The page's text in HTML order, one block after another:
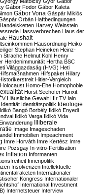
Gábor Fodor Gábor Kaleta
Gábor Vona Gáspár Miklós
Orbán Haftbedingungen
Handelsketten Harvey Weinstein
Hassverbrechen Haus der
Haushalt
Hausordnung Heiko
Stephan Heineken Heinz-
Strache Helmut Kohl Henry
Herdenimmunität Hertha BSC
Világgazdaság (HVG) Heti
Hilfspaket Hillary
Hitler-Vergleich
Holocaust Homo-Ehe Homophobie
Horst Seehofer Hunxit
Häusliche Gewalt Hír TV Iain
Identität Identitätspolitik Ideologie
Bangó Borbély Ildikó Enyedi
Ildikó Varga Ildikó Vida
Illiberale
Image Imageschaden
Immobilien Impeachment
Imre Horváth Imre Kertész Imre
Pozsgay In-vitro-Fertilisation
Inflation Informanten
Innenpolitik
Insolvenzen Intellektuelle
Internationaler
Kongress Internationaler
International Investment
Internetsteuer Interview